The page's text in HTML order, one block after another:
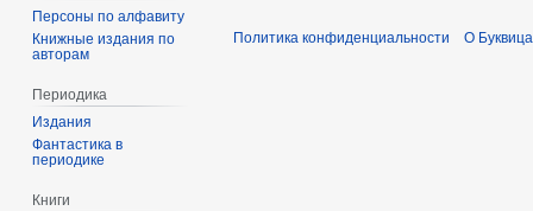
Персоны по алфавиту
Книжные издания по
авторам
Периодика
Издания
Фантастика в
периодике
Книги
Политика конфиденциальности О Буквица